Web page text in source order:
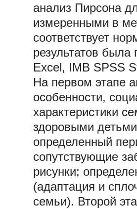
анализ Пирсона
измеренными в
соответствует
результатов
Excel, IMB SPSS
На первом этапе
особенности,
характеристики
здоровыми детьми
определенный
сопутствующие
рисунки;
(адаптация и
семьи). Второй